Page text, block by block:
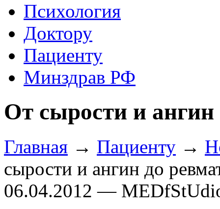
Психология
Доктору
Пациенту
Минздрав РФ
От сырости и ангин
Главная → Пациенту →
сырости и ангин до
06.04.2012 —